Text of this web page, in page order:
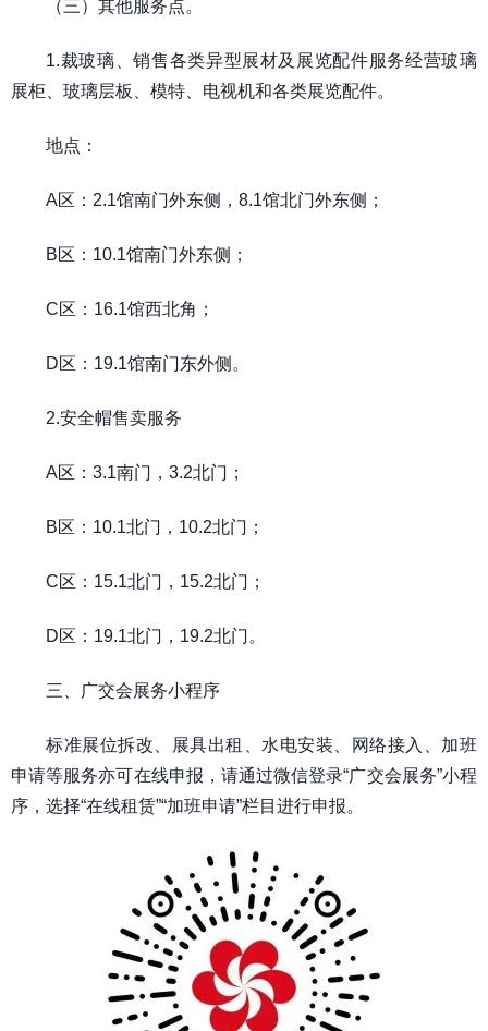
（三）其他服务点。
1.裁玻璃、销售各类异型展材及展览配件服务经营玻璃
展柜、玻璃层板、模特、电视机和各类展览配件。
地点：
A区：2.1馆南门外东侧，8.1馆北门外东侧；
B区：10.1馆南门外东侧；
C区：16.1馆西北角；
D区：19.1馆南门东外侧。
2.安全帽售卖服务
A区：3.1南门，3.2北门；
B区：10.1北门，10.2北门；
C区：15.1北门，15.2北门；
D区：19.1北门，19.2北门。
三、广交会展务小程序
标准展位拆改、展具出租、水电安装、网络接入、加班
申请等服务亦可在线申报，请通过微信登录“广交会展务”小程
序，选择“在线租赁”“加班申请”栏目进行申报。